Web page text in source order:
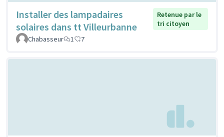
Installer des lampadaires
solaires dans tt Villeurbanne
Retenue par le
tri citoyen
Chabasseur
1 7